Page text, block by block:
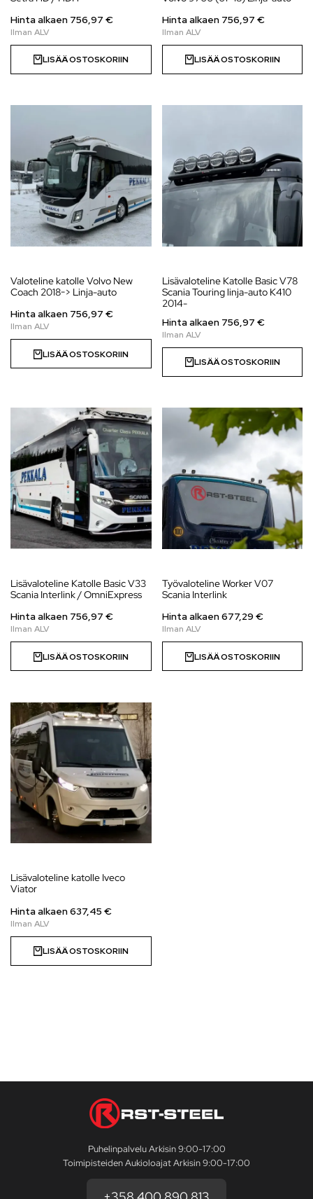
Hinta alkaen 756,97 €
LISÄÄ OSTOSKORIIN
Hinta alkaen 756,97 €
LISÄÄ OSTOSKORIIN
Valoteline katolle Volvo New
Coach 2018-> Linja-auto
Hinta alkaen 756,97 €
LISÄÄ OSTOSKORIIN
Lisävaloteline Katolle Basic V78
Scania Touring linja-auto K410
2014-
Hinta alkaen 756,97 €
LISÄÄ OSTOSKORIIN
Lisävaloteline Katolle Basic V33
Scania Interlink / OmniExpress
Hinta alkaen 756,97 €
LISÄÄ OSTOSKORIIN
Työvaloteline Worker V07
Scania Interlink
Hinta alkaen677,29 €
LISÄÄ OSTOSKORIIN
Lisävaloteline katolle Iveco
Viator
Hinta alkaen637,45 €
LISÄÄ OSTOSKORIIN
Puhelinpalvelu Arkisin 9:00-17:00
Toimipisteiden Aukioloajat Arkisin 9:00-17:00